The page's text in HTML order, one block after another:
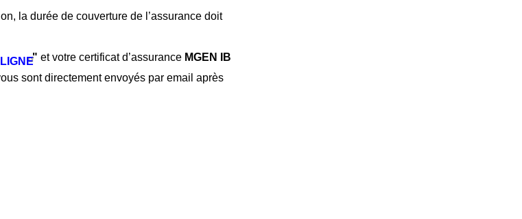
la durée de couverture de l’assurance doit
" et votre certificat d’assurance MGEN IB
sont directement envoyés par email après